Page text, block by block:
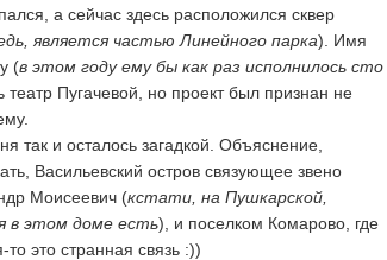
а сейчас здесь расположился сквер
является частью Линейного парка). Имя
(в этом году ему бы как раз исполнилось сто
театр Пугачевой, но проект был признан не
и осталось загадкой. Объяснение,
Васильевский остров связующее звено
Моисеевич (кстати, на Пушкарской,
в этом доме есть), и поселком Комарово, где
это странная связь :))